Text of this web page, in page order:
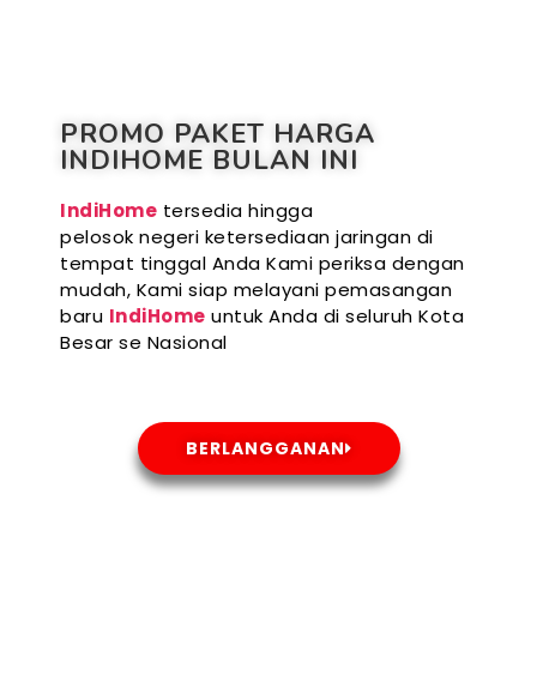
PROMO PAKET HARGA
INDIHOME BULAN INI
IndiHome tersedia hingga
pelosok negeri ketersediaan jaringan di
tempat tinggal Anda Kami periksa dengan
mudah, Kami siap melayani pemasangan
baru IndiHome untuk Anda di seluruh Kota
Besar se Nasional
BERLANGGANAN